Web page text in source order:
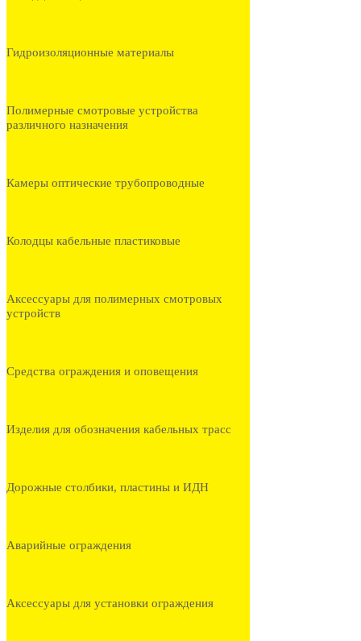
Гидроизоляционные материалы
Полимерные смотровые устройства
различного назначения
Камеры оптические трубопроводные
Колодцы кабельные пластиковые
Аксессуары для полимерных смотровых
устройств
Средства ограждения и оповещения
Изделия для обозначения кабельных трасс
Дорожные столбики, пластины и ИДН
Аварийные ограждения
Аксессуары для установки ограждения